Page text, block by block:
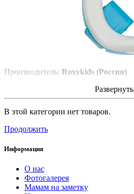
Производитель: Roxykids (Россия)
Развернуть
В этой категории нет товаров.
Продолжить
Информация
О нас
Фотогалерея
Мамам на заметку